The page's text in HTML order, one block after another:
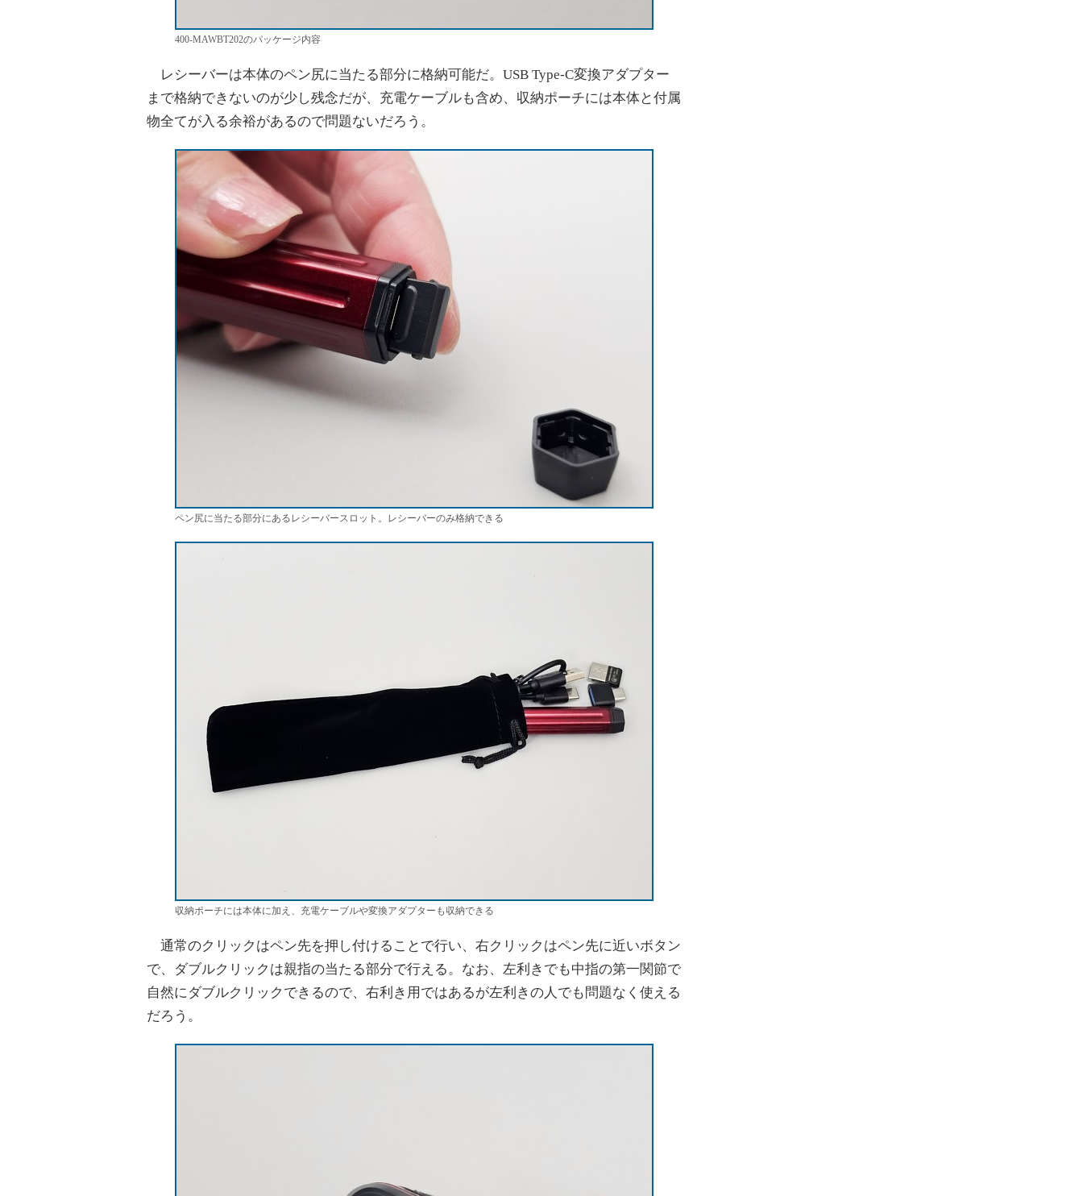
400-MAWBT202のパッケージ内容
レシーバーは本体のペン尻に当たる部分に格納可能だ。USB Type-C変換アダプター
まで格納できないのが少し残念だが、充電ケーブルも含め、収納ポーチには本体と付属
物全てが入る余裕があるので問題ないだろう。
ペン尻に当たる部分にあるレシーバースロット。レシーバーのみ格納できる
収納ポーチには本体に加え、充電ケーブルや変換アダプターも収納できる
通常のクリックはペン先を押し付けることで行い、右クリックはペン先に近いボタン
で、ダブルクリックは親指の当たる部分で行える。なお、左利きでも中指の第一関節で
自然にダブルクリックできるので、右利き用ではあるが左利きの人でも問題なく使える
だろう。